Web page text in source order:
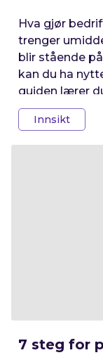
Hva gjør
trenger
blir stående
kan du ha
guiden lærer
de fungerer,
og hvilken
Innsikt
7 steg for